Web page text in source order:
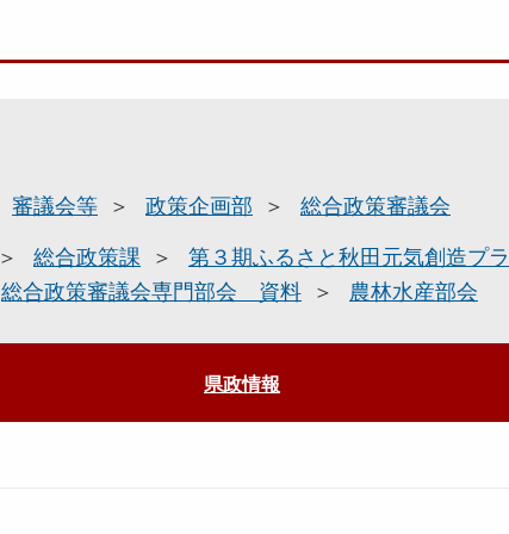
審議会等 政策企画部 総合政策審議会
総合政策課
第３期ふるさと秋田元気創造プ
総合政策審議会専門部会 資料 農林水産部会
県政情報